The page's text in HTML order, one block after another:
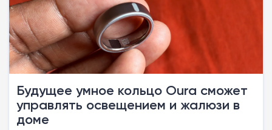
Будущее умное кольцо Oura сможет
управлять освещением и жалюзи в
доме